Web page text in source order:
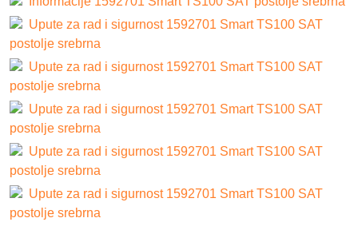
Upute za rad i sigurnost 1592701 Smart TS100 SAT
postolje srebrna
Upute za rad i sigurnost 1592701 Smart TS100 SAT
postolje srebrna
Upute za rad i sigurnost 1592701 Smart TS100 SAT
postolje srebrna
Upute za rad i sigurnost 1592701 Smart TS100 SAT
postolje srebrna
Upute za rad i sigurnost 1592701 Smart TS100 SAT
postolje srebrna